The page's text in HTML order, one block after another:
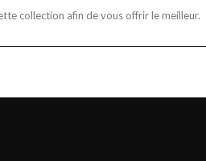
collection afin de vous offrir le meilleur.